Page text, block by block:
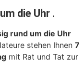
die Uhr .
rund um die Uhr
stehen Ihnen 7
mit Rat und Tat zur